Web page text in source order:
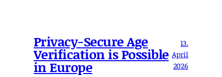
Privacy-Secure Age
Verification is Possible
in Europe
13.
April
2026